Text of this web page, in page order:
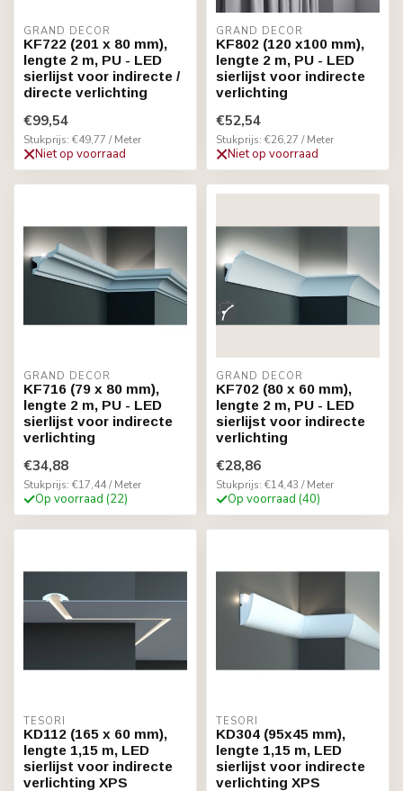
GRAND DECOR
KF722 (201 x 80 mm),
lengte 2 m, PU - LED
sierlijst voor indirecte /
directe verlichting
€99,54
Stukprijs: €49,77 / Meter
Niet op voorraad
GRAND DECOR
KF802 (120 x100 mm),
lengte 2 m, PU - LED
sierlijst voor indirecte
verlichting
€52,54
Stukprijs: €26,27 / Meter
Niet op voorraad
GRAND DECOR
KF716 (79 x 80 mm),
lengte 2 m, PU - LED
sierlijst voor indirecte
verlichting
€34,88
Stukprijs: €17,44 / Meter
Op voorraad (22)
GRAND DECOR
KF702 (80 x 60 mm),
lengte 2 m, PU - LED
sierlijst voor indirecte
verlichting
€28,86
Stukprijs: €14,43 / Meter
Op voorraad (40)
TESORI
KD112 (165 x 60 mm),
lengte 1,15 m, LED
sierlijst voor indirecte
verlichting XPS
TESORI
KD304 (95x45 mm),
lengte 1,15 m, LED
sierlijst voor indirecte
verlichting XPS